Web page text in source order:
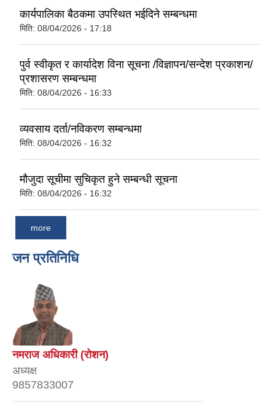
कार्यपालिका बैठकमा उपस्थित भईदिने सम्बन्धमा
मिति: 08/04/2026 - 17:18
पुर्व स्वीकृत र कार्यादेश विना सूचना /विज्ञापन/सन्देश प्रकाशन/
प्रशासरण सम्बन्धमा
मिति: 08/04/2026 - 16:33
व्यवसाय दर्ता/नविकरण सम्बन्धमा
मिति: 08/04/2026 - 16:32
मौजुदा सूचीमा सुचिकृत हुने सम्बन्धी सूचना
मिति: 08/04/2026 - 16:32
more
जन प्रतिनिधि
नमराज अधिकारी (रोशन)
अध्यक्ष
9857833007